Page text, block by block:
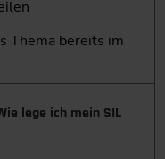
Thema bereits im
lege ich mein SIL